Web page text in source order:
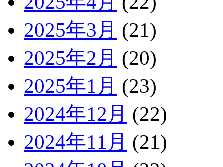
2025年3月 (21)
2025年2月 (20)
2025年1月 (23)
2024年12月 (22)
2024年11月 (21)